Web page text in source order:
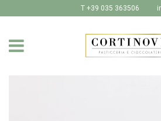
T +39 035 363506
SHOP